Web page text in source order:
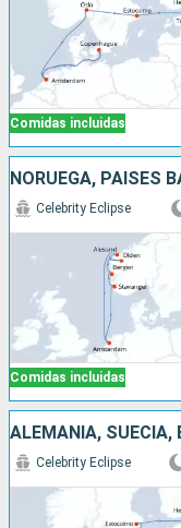
Comidas incluidas
NORUEGA, PAISES
Comidas incluidas
Celebrity Eclipse
Celebrity Eclipse